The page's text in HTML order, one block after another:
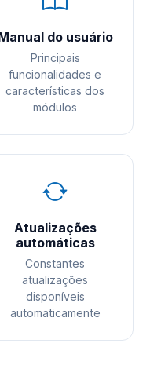
do usuário
Principais
funcionalidades e
características dos
módulos
Atualizações
automáticas
Constantes
atualizações
disponíveis
automaticamente